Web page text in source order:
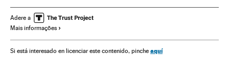
Incêndios Alerta meteorológico
Adere a
Mais informações
Si está interesado en licenciar este contenido, pinche aquí